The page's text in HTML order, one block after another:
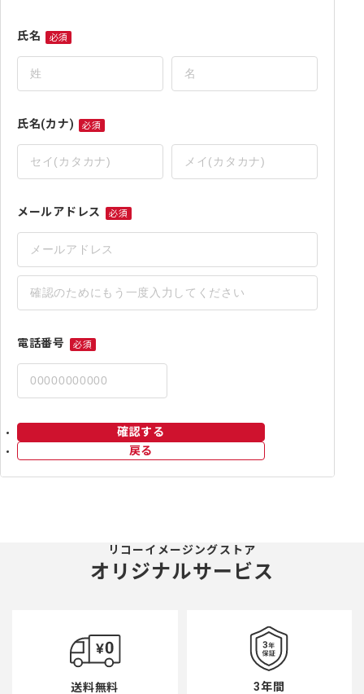
氏名 必須
須
氏名(カナ) 必須
必
須
メールアドレス 必須
電話番号 必須
戻る
確認する
リコーイメージングストア
オリジナルサービス
送料無料 3年間